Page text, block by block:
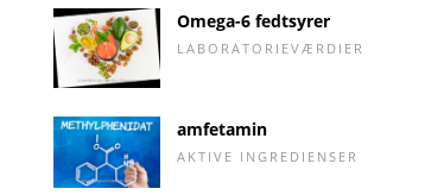
Omega-6 fedtsyrer
LABORATORIEVÆRDIER
amfetamin
AKTIVE INGREDIENSER